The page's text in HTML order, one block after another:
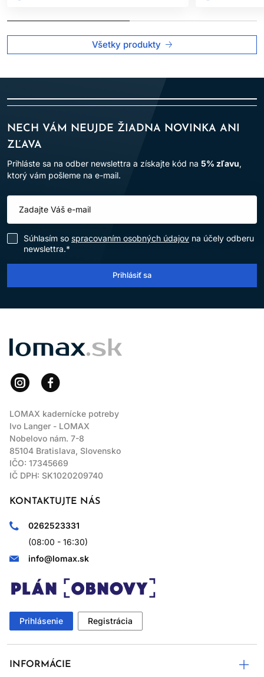
Všetky produkty
NECH VÁM NEUJDE ŽIADNA NOVINKA ANI
ZĽAVA
Prihláste sa na odber newslettra a získajte kód na 5% zľavu,
ktorý vám pošleme na e-mail.
Súhlasím so spracovaním osobných údajov na účely odberu
newslettra.*
Prihlásiť sa
LOMAX
LOMAX kadernícke potreby
Ivo Langer - LOMAX
Nobelovo nám. 7-8
85104 Bratislava, Slovensko
IČO: 17345669
IČ DPH: SK1020209740
KONTAKTUJTE NÁS
0262523331
(08:00 - 16:30)
info@lomax.sk
Prihlásenie Registrácia
INFORMÁCIE